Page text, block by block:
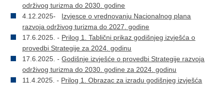
održivog turizma do 2030. godine
4.12.2025- Izvjesce o vrednovanju Nacionalnog plana
razvoja održivog turizma do 2027. godine
17.6.2025. - Prilog 1. Tablični prikaz godišnjeg izvješća o
provedbi Strategije za 2024. godinu
17.6.2025. -Godišnje izvješće o provedbi Strategije razvoja
održivog turizma do 2030. godine za 2024. godinu
11.4.2025. - Prilog 1. Obrazac za izradu godišnjeg izvješća